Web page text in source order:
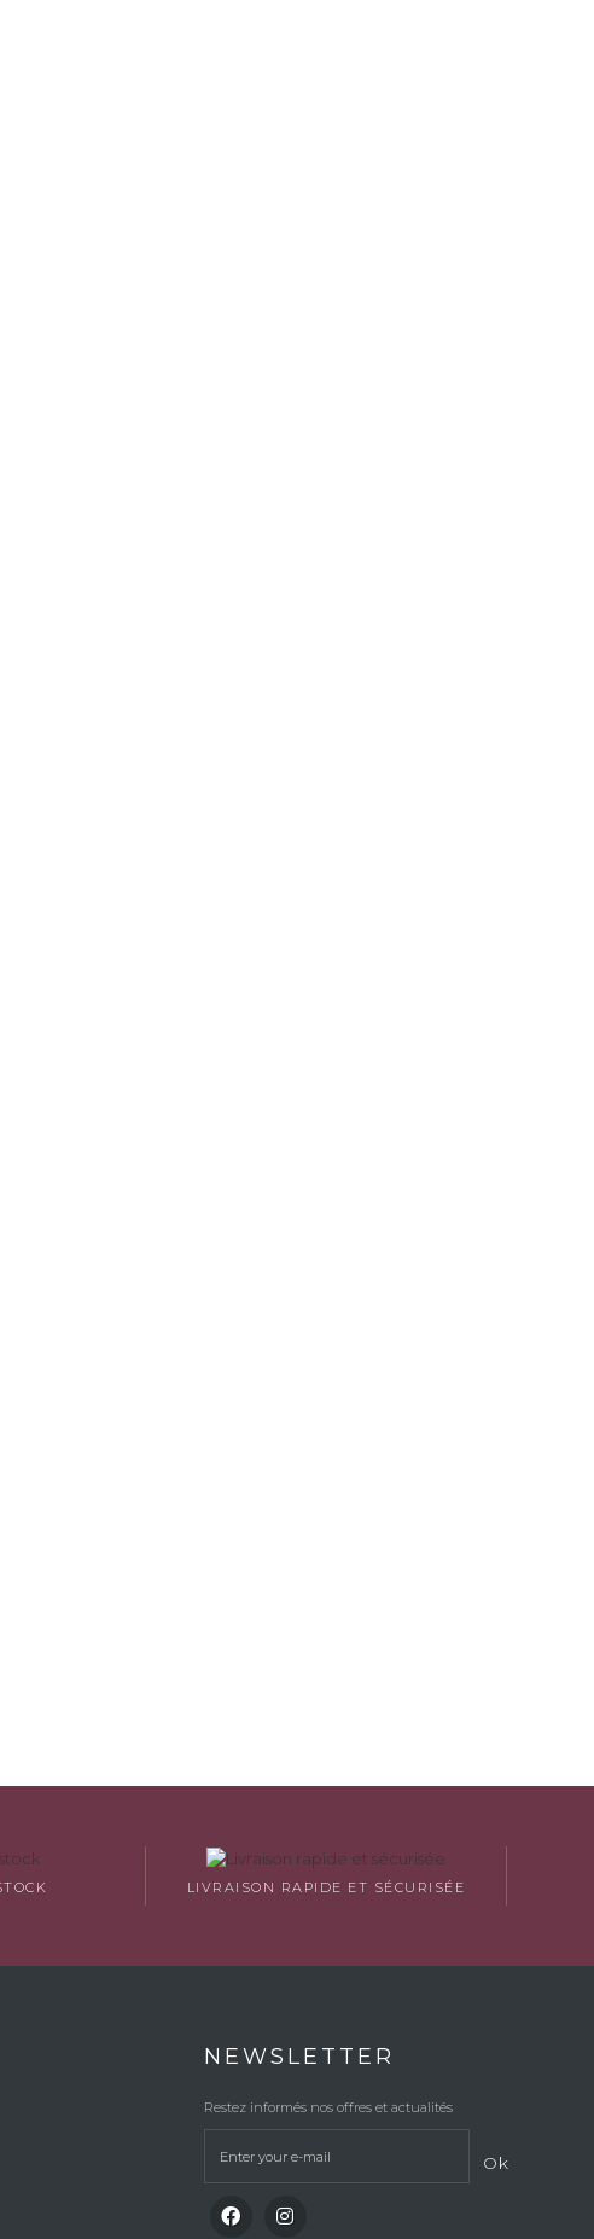
LIVRAISON RAPIDE ET SÉCURISÉE
NEWSLETTER
Restez informés nos offres et actualités
Ok